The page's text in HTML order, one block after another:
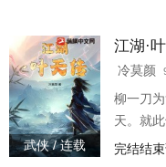
义道：“
秘籍在
人无处
子也，
武侠 / 连载
江湖·
冷莫颜
柳一刀
天。就
己的江湖
完结结